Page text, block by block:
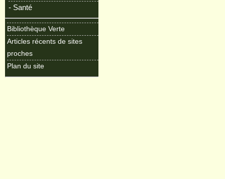
- Santé
Bibliothèque Verte
Articles récents de sites
proches
Plan du site